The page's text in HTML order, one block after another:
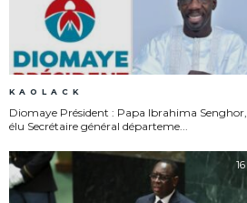
KAOLACK
Diomaye Président : Papa Ibrahima Senghor,
élu Secrétaire général départeme...
16